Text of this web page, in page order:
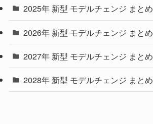
(9)
(4)
(1)
2025年 新型 モデルチェンジ まとめ
2026年 新型 モデルチェンジ まとめ
2027年 新型 モデルチェンジ まとめ
2028年 新型 モデルチェンジ まとめ